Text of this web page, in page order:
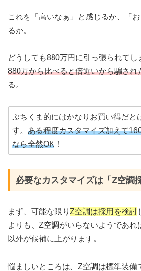
これを「高いなぁ」と感じるか、「
るか。
どうしても880万円に引っ張られてし
880万から比べると倍近いから騙され
る。
ぶちくま的にはかなりお買い得だと
す。 ある程度カスタマイズ加えて
なら全然OK ！
必要なカスタマイズは「Z空調
まず、可能な限り Z空調は採用を検討
よりも、Z空調がいらないようであれ
以外が候補に上がります。
悩ましいところは、Z空調は標準装備